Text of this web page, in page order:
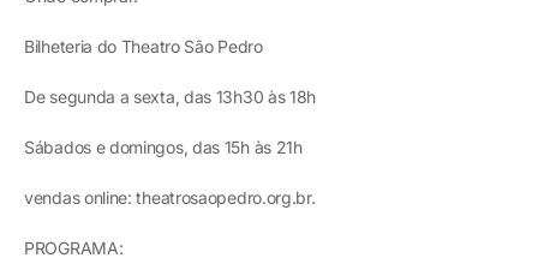
Bilheteria do Theatro São Pedro
De segunda a sexta, das 13h30 às 18h
Sábados e domingos, das 15h às 21h
vendas online: theatrosaopedro.org.br.
PROGRAMA: